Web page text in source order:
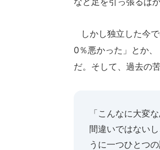
しかし独立した今
0％悪かった」とか
だ。そして、過去の
「こんなに大変
間違いではない
うに一つひとつ